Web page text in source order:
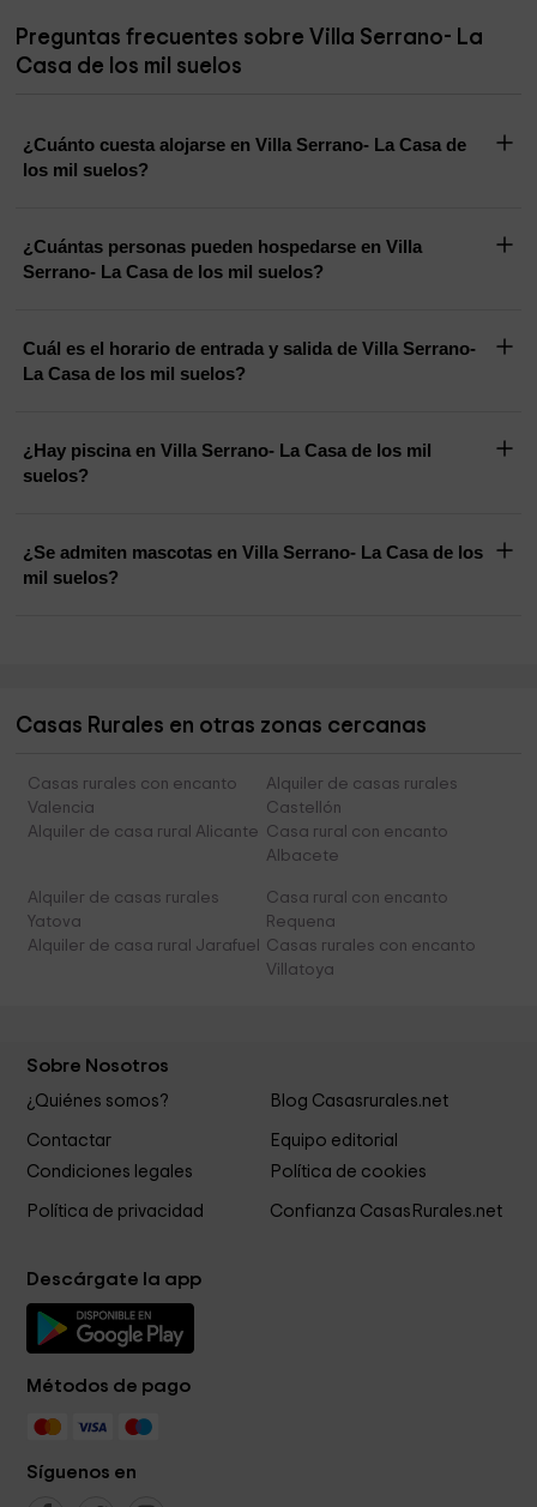
Preguntas frecuentes sobre Villa Serrano- La
Casa de los mil suelos
¿Cuánto cuesta alojarse en Villa Serrano- La Casa de
los mil suelos?
¿Cuántas personas pueden hospedarse en Villa
Serrano- La Casa de los mil suelos?
Cuál es el horario de entrada y salida de Villa Serrano-
La Casa de los mil suelos?
¿Hay piscina en Villa Serrano- La Casa de los mil
suelos?
¿Se admiten mascotas en Villa Serrano- La Casa de los
mil suelos?
Casas Rurales en otras zonas cercanas
Casas rurales con encanto
Valencia
Alquiler de casas rurales
Castellón
Alquiler de casa rural Alicante Casa rural con encanto
Albacete
Alquiler de casas rurales
Yatova
Casa rural con encanto
Requena
Alquiler de casa rural Jarafuel
Casas rurales con encanto
Villatoya
Sobre Nosotros
¿Quiénes somos? Blog Casasrurales.net
Contactar
Equipo editorial
Condiciones legales
Política de cookies
Política de privacidad Confianza CasasRurales.net
Descárgate la app
Métodos de pago
Síguenos en